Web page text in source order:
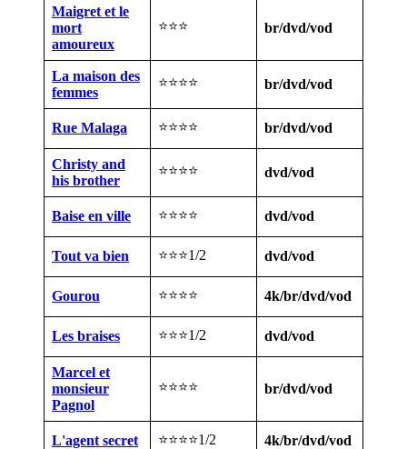
Maigret et le
mort
amoureux
⭐⭐⭐ br/dvd/vod
La maison des
femmes
⭐⭐⭐⭐ br/dvd/vod
Rue Malaga ⭐⭐⭐⭐ br/dvd/vod
Christy and
his brother
⭐⭐⭐⭐ dvd/vod
Baise en ville ⭐⭐⭐⭐ dvd/vod
Tout va bien ⭐⭐⭐1/2 dvd/vod
Gourou ⭐⭐⭐⭐ 4k/br/dvd/vod
Les braises ⭐⭐⭐1/2 dvd/vod
Marcel et
monsieur
Pagnol
⭐⭐⭐⭐ br/dvd/vod
L'agent secret ⭐⭐⭐⭐1/2 4k/br/dvd/vod